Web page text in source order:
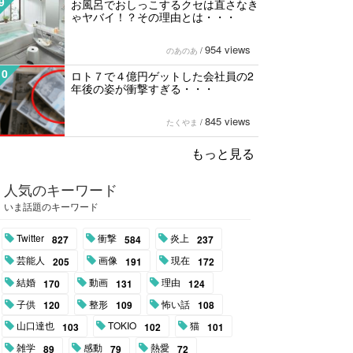
お風呂でおしっこするクセは直さなき
ゃヤバイ！？その理由とは・・・
のあのあ / 954 views
ロト７で４億円ゲットした会社員の2
年後の姿が衝撃すぎる・・・
たくやま / 845 views
もっと見る
人気のキーワード
いま話題のキーワード
Twitter 827 衝撃 584 炎上 237
芸能人 205 画像 191 現在 172
結婚 170 動画 131 理由 124
子供 120 整形 109 怖い話 108
山口達也 103 TOKIO 102 猫 101
雑学 89 感動 79 熱愛 72